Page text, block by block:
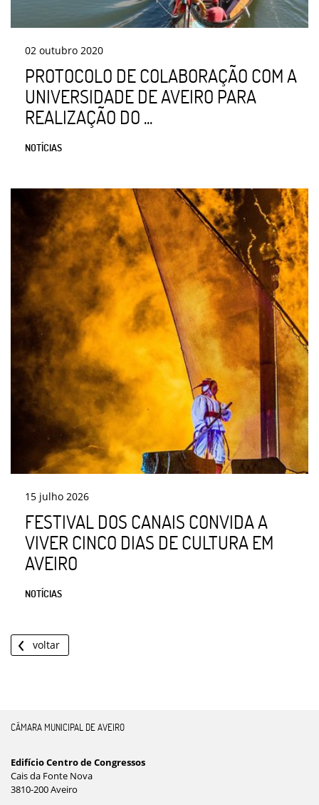
02 outubro 2020
PROTOCOLO DE COLABORAÇÃO COM A
UNIVERSIDADE DE AVEIRO PARA
REALIZAÇÃO DO ...
NOTÍCIAS
15 julho 2026
FESTIVAL DOS CANAIS CONVIDA A
VIVER CINCO DIAS DE CULTURA EM
AVEIRO
NOTÍCIAS
voltar
CÂMARA MUNICIPAL DE AVEIRO
Edifício Centro de Congressos
Cais da Fonte Nova
3810-200 Aveiro